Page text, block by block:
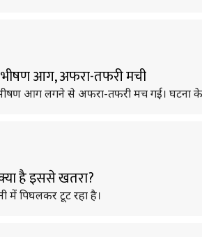
आग, अफरा-तफरी मची
आग लगने से अफरा-तफरी मच गई। घटना
है इससे खतरा?
में पिघलकर टूट रहा है।